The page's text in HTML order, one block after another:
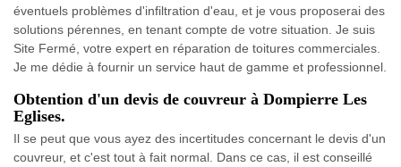
éventuels problèmes d'infiltration d'eau, et je vous proposerai des
solutions pérennes, en tenant compte de votre situation. Je suis
Site Fermé, votre expert en réparation de toitures commerciales.
Je me dédie à fournir un service haut de gamme et professionnel.
Obtention d'un devis de couvreur à Dompierre Les
Eglises.
Il se peut que vous ayez des incertitudes concernant le devis d'un
couvreur, et c'est tout à fait normal. Dans ce cas, il est conseillé